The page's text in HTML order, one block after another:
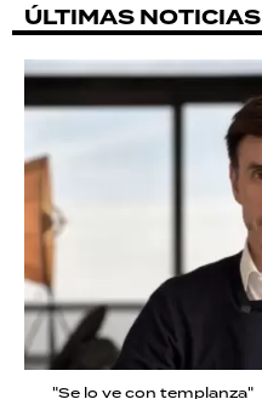
ÚLTIMAS NOTICIAS
"Se lo ve con templanza"